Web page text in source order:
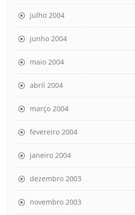
julho 2004
junho 2004
maio 2004
abril 2004
março 2004
fevereiro 2004
janeiro 2004
dezembro 2003
novembro 2003